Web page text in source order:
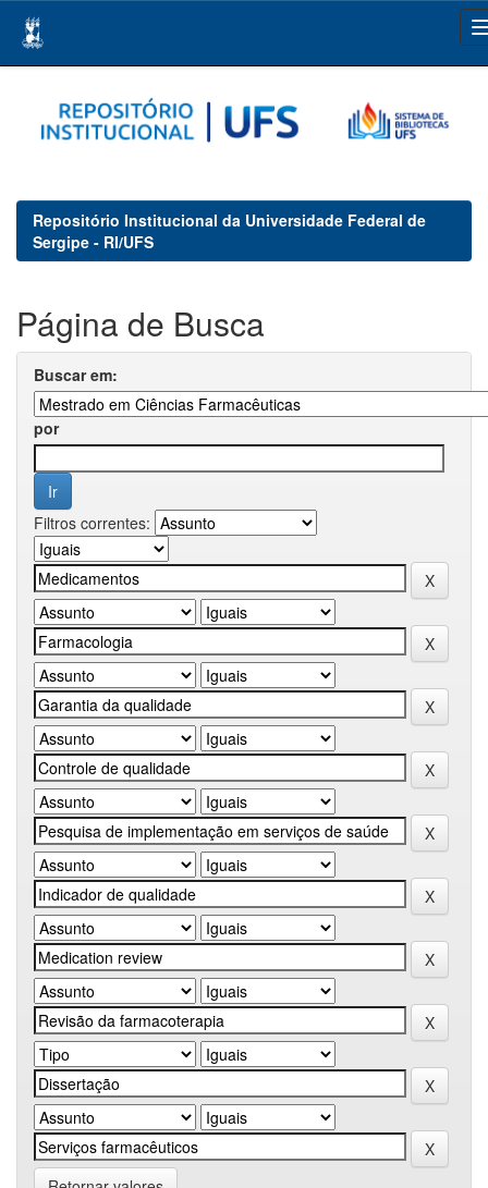
navigation
Repositório Institucional da Universidade Federal de
Sergipe - RI/UFS
Página de Busca
Buscar em:
por
Filtros correntes: